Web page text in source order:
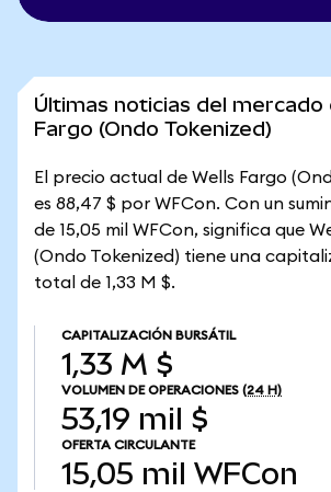
Últimas noticias del mercado
Fargo (Ondo Tokenized)
El precio actual de Wells Fargo
es 88,47 $ por WFCon. Con un
de 15,05 mil WFCon, significa que
(Ondo Tokenized) tiene una
total de 1,33 M $.
CAPITALIZACIÓN BURSÁTIL
1,33 M $
VOLUMEN DE OPERACIONES (24 H)
53,19 mil $
OFERTA CIRCULANTE
15,05 mil WFCon